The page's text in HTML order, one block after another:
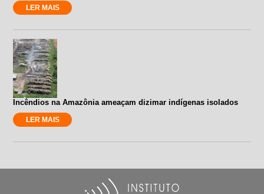
LER MAIS
Incêndios na Amazônia ameaçam dizimar indígenas isolados
LER MAIS